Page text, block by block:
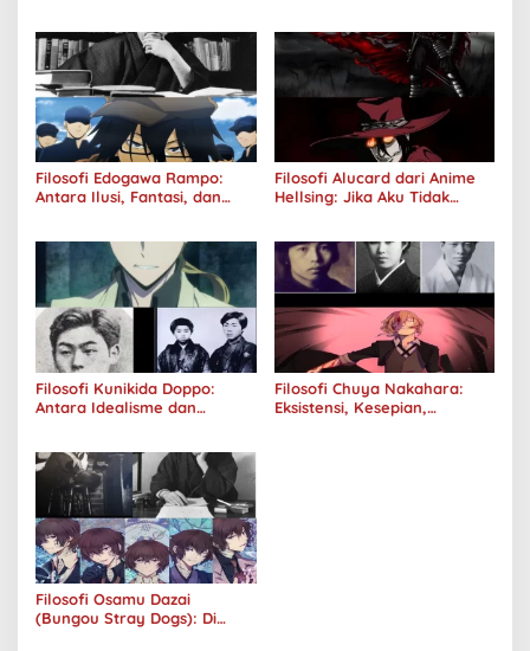
Filosofi Edogawa Rampo:
Antara Ilusi, Fantasi, dan
Filosofi Alucard dari Anime
Hellsing: Jika Aku Tidak
Filosofi Kunikida Doppo:
Antara Idealisme dan
Filosofi Chuya Nakahara:
Eksistensi, Kesepian,
Filosofi Osamu Dazai
(Bungou Stray Dogs): Di